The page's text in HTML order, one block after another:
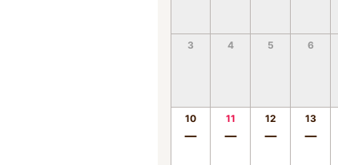
3 4 5 6
10
ー
11
ー
12
ー
13
ー